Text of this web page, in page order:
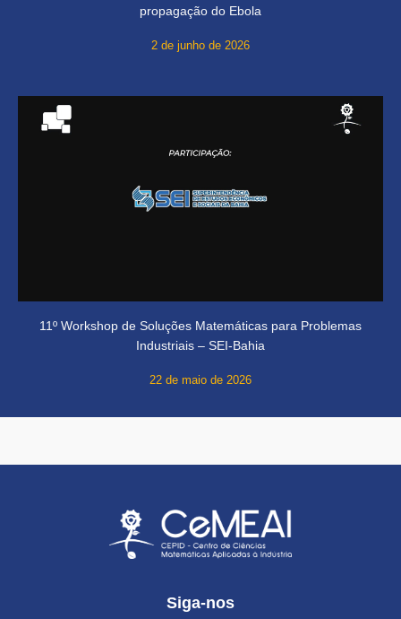
propagação do Ebola
2 de junho de 2026
11º Workshop de Soluções Matemáticas para Problemas
Industriais – SEI-Bahia
22 de maio de 2026
Siga-nos